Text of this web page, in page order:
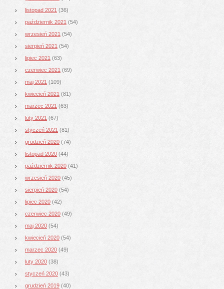
listopad 2021 (36)
październik 2021 (54)
wrzesień 2021 (54)
sierpień 2021 (54)
lipiec 2021 (63)
czerwiec 2021 (69)
maj 2021 (109)
kwiecień 2021 (81)
marzec 2021 (63)
luty 2021 (67)
styczeń 2021 (81)
grudzień 2020 (74)
listopad 2020 (44)
październik 2020 (41)
wrzesień 2020 (45)
sierpień 2020 (54)
lipiec 2020 (42)
czerwiec 2020 (49)
maj 2020 (54)
kwiecień 2020 (54)
marzec 2020 (49)
luty 2020 (38)
styczeń 2020 (43)
grudzień 2019 (40)